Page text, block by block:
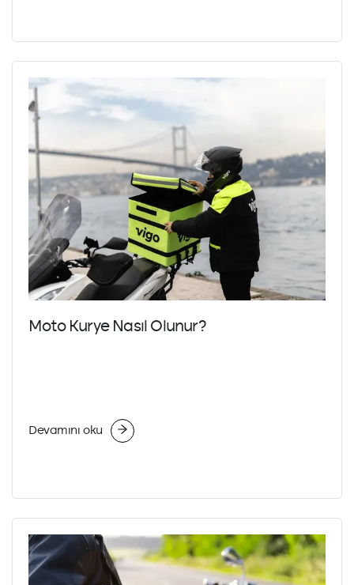
Moto Kurye Nasıl Olunur?
Devamını oku